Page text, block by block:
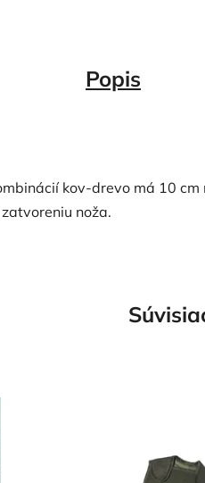
Popis
kov-drevo má 10
noža.